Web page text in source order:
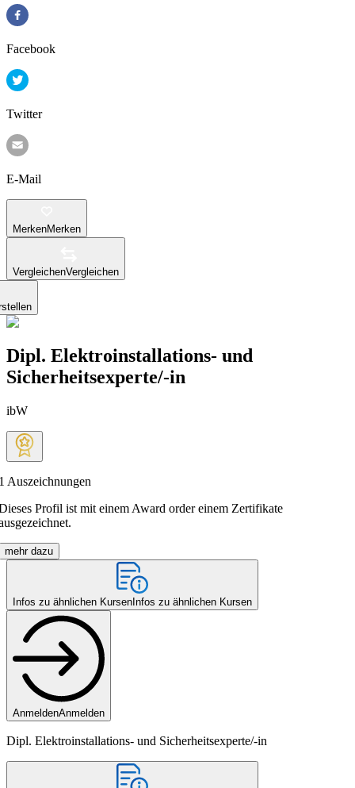
Facebook
Twitter
E-Mail
MerkenMerken
VergleichenVergleichen
Dipl. Elektroinstallations- und
Sicherheitsexperte/-in
ibW
Auszeichnungen
Profil ist mit einem Award order einem Zertifikate
mehr dazu
Infos zu ähnlichen Kursen Infos zu ähnlichen Kursen
AnmeldenAnmelden
Dipl. Elektroinstallations- und Sicherheitsexperte/-in